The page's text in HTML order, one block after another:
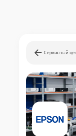
Сервисный